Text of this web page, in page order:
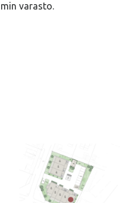
varasto.